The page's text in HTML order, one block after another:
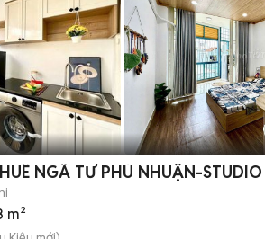
NGÃ TƯ PHÚ NHUẬN-
m²